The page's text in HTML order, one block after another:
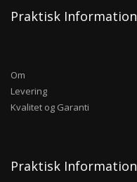
Praktisk Information
Om
Levering
Kvalitet og Garanti
Praktisk Information